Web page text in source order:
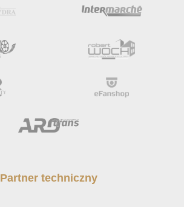
Partner techniczny